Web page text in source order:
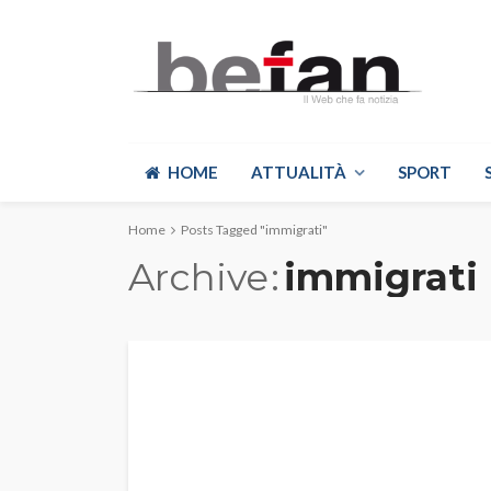
HOME ATTUALITÀ SPORT
Home Posts Tagged "immigrati"
Archive immigrati